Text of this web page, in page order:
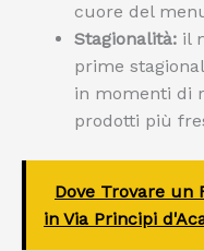
cuore del
Stagionalità: il
prime
in momenti di
prodotti più
Dove Trovare un
in Via Principi